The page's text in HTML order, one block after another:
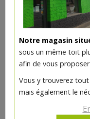
Notre magasin
sous un même toit
afin de vous
Vous y trouverez
mais également le
Cuisine riz
Ce produit est